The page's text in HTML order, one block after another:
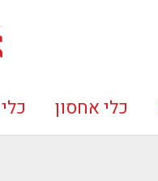
כלי אחסון